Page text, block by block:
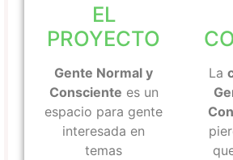
EL
PROYECTO
Gente Normal y
Consciente es un
espacio para gente
interesada en
temas
La